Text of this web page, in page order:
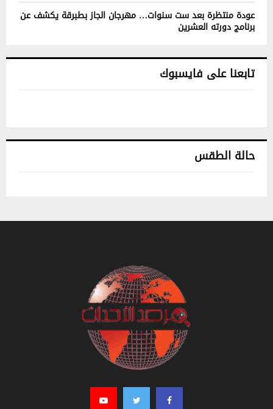
عودة منتظرة بعد ست سنوات… مهرجان الجاز بطبرقة يكشف عن
برنامج دورته العشرين
تابعنا على فايسبوك
حالة الطقس